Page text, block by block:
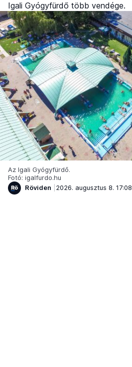
Igali Gyógyfürdő több vendége.
Az Igali Gyógyfürdő.
Fotó: igalfurdo.hu
Röviden
2026. augusztus 8. 17:08